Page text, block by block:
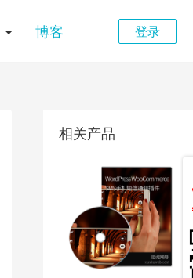
登录
博客
相关产品